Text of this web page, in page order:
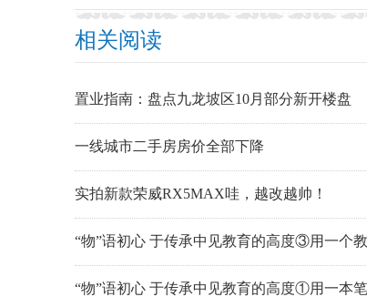
相关阅读
置业指南：盘点九龙坡区10月部分新开楼盘
一线城市二手房房价全部下降
实拍新款荣威RX5MAX哇，越改越帅！
“物”语初心 于传承中见教育的高度③用一个
“物”语初心 于传承中见教育的高度①用一本